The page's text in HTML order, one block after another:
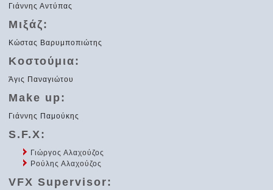
Γιάννης Αντύπας
Μιξάζ:
Κώστας Βαρυμποπιώτης
Κοστούμια:
Άγις Παναγιώτου
Μake up:
Γιάννης Παμούκης
S.F.X:
Γιώργος Αλαχούζος
Ρούλης Αλαχούζος
VFX Supervisor: